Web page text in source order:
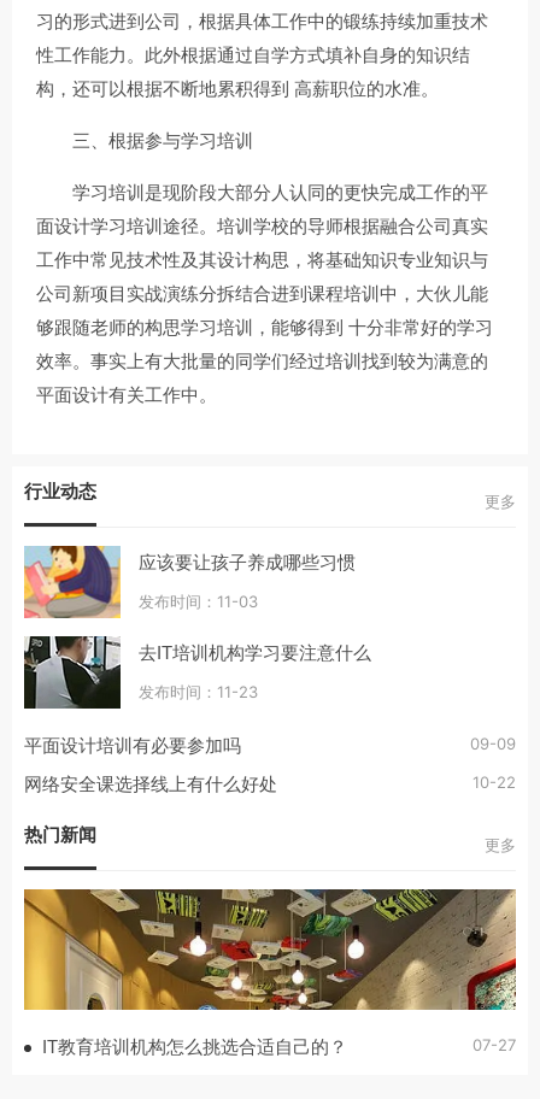
习的形式进到公司，根据具体工作中的锻练持续加重技术
性工作能力。此外根据通过自学方式填补自身的知识结
构，还可以根据不断地累积得到 高薪职位的水准。
三、根据参与学习培训
学习培训是现阶段大部分人认同的更快完成工作的平
面设计学习培训途径。培训学校的导师根据融合公司真实
工作中常见技术性及其设计构思，将基础知识专业知识与
公司新项目实战演练分拆结合进到课程培训中，大伙儿能
够跟随老师的构思学习培训，能够得到 十分非常好的学习
效率。事实上有大批量的同学们经过培训找到较为满意的
平面设计有关工作中。
行业动态 更多
应该要让孩子养成哪些习惯
发布时间：11-03
去IT培训机构学习要注意什么
发布时间：11-23
平面设计培训有必要参加吗 09-09
网络安全课选择线上有什么好处 10-22
热门新闻 更多
IT教育培训机构怎么挑选合适自己的？ 07-27